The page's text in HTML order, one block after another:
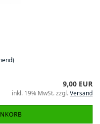
9,00 EUR
inkl. 19% MwSt. zzgl.Versand